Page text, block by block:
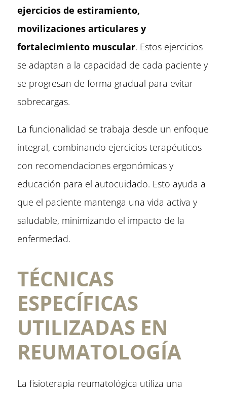
ejercicios de estiramiento,
movilizaciones articulares y
fortalecimiento muscular. Estos ejercicios
se adaptan a la capacidad de cada paciente y
se progresan de forma gradual para evitar
sobrecargas.
La funcionalidad se trabaja desde un enfoque
integral, combinando ejercicios terapéuticos
con recomendaciones ergonómicas y
educación para el autocuidado. Esto ayuda a
que el paciente mantenga una vida activa y
saludable, minimizando el impacto de la
enfermedad.
TÉCNICAS
ESPECÍFICAS
UTILIZADAS EN
REUMATOLOGÍA
La fisioterapia reumatológica utiliza una